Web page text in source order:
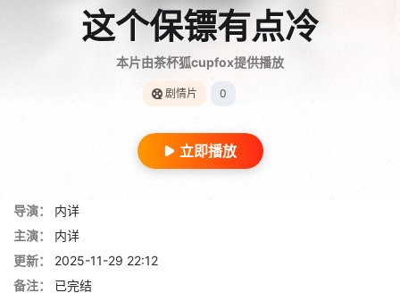
这个保镖有点冷
本片由茶杯狐cupfox提供播放
剧情片 0
立即播放
导演：
内详
主演：
内详
更新：
2025-11-29 22:12
备注：
已完结